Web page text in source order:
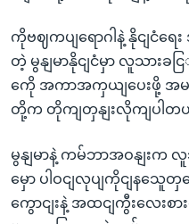
ကိုဗဈကပျရောဂါနဲ့ နိုငျငံ
တဲ့ မွနျမာနိုငျငံမှာ လူသား
ကေို အကာအကှယျပေးဖို့ အမ
တို့က တိုကျတှနျးလိုကျပါတယ
မွနျမာနဲ့ ကမ်ဘာအဝနျးက လူ
မှော ပါဝငျလုပျကိုငျနသ
ကွောငျးနဲ့ အထငျကွီးလေးစ